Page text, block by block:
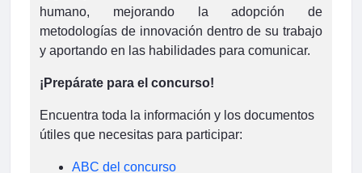
humano, mejorando la adopción de
metodologías de innovación dentro de su trabajo
y aportando en las habilidades para comunicar.
¡Prepárate para el concurso!
Encuentra toda la información y los documentos
útiles que necesitas para participar:
ABC del concurso